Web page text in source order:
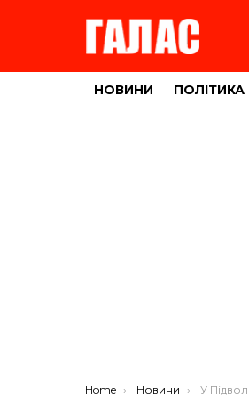
НОВИНИ ПОЛІТИКА
You are here:
Home Новини У